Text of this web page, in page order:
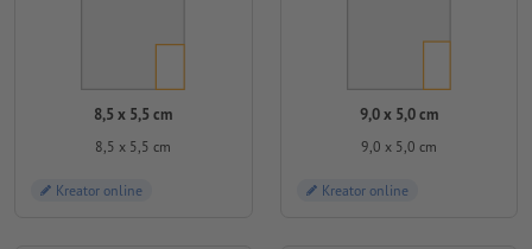
8,5 x 5,5 cm
8,5 x 5,5 cm
Kreator online
9,0 x 5,0 cm
9,0 x 5,0 cm
Kreator online